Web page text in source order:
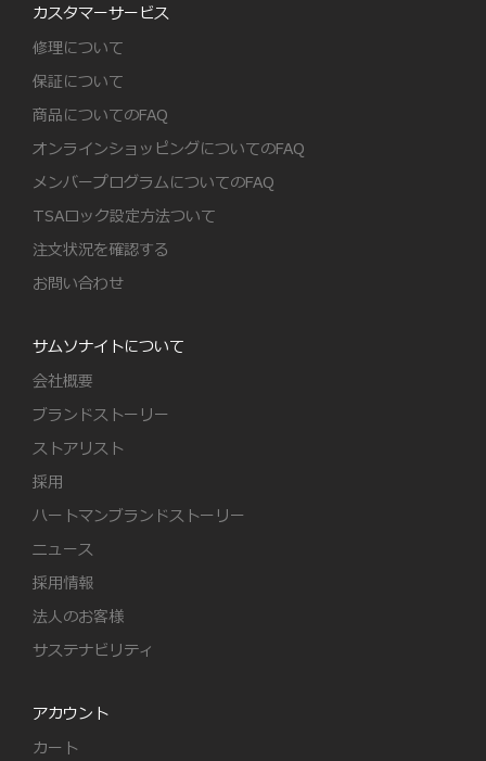
カスタマーサービス
修理について
保証について
商品についてのFAQ
オンラインショッピングについてのFAQ
メンバープログラムについてのFAQ
TSAロック設定方法ついて
注文状況を確認する
お問い合わせ
サムソナイトについて
会社概要
ブランドストーリー
ストアリスト
採用
ハートマンブランドストーリー
ニュース
採用情報
法人のお客様
サステナビリティ
アカウント
カート